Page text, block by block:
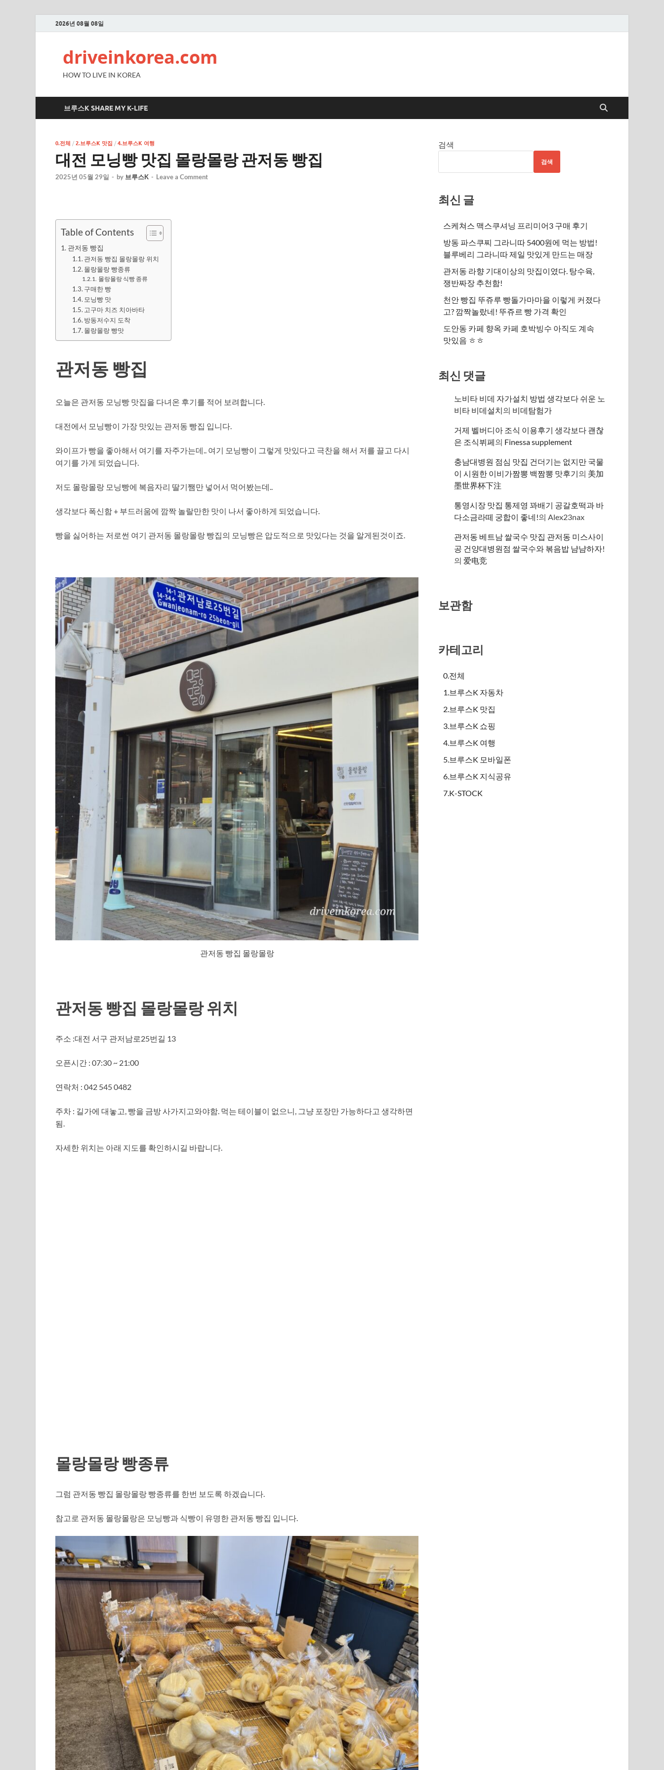
2026년 08월 08일
driveinkorea.com
HOW TO LIVE IN KOREA
브루스K SHARE MY K-LIFE
0.전체 / 2.브루스K 맛집 / 4.브루스K 여행
대전 모닝빵 맛집 몰랑몰랑 관저동 빵집
2025년 05월 29일 - by 브루스K - Leave a Comment
Table of Contents
관저동 빵집
관저동 빵집 몰랑몰랑 위치
몰랑몰랑 빵종류
몰랑몰랑 식빵 종류
구매한 빵
모닝빵 맛
고구마 치즈 치아바타
방동저수지 도착
몰랑몰랑 빵맛
관저동 빵집
오늘은 관저동 모닝빵 맛집을 다녀온 후기를 적어 보려합니다.
대전에서 모닝빵이 가장 맛있는 관저동 빵집 입니다.
와이프가 빵을 좋아해서 여기를 자주가는데.. 여기 모닝빵이 그렇게 맛있다고 극찬을 해서 저를 끌고 다시
여기를 가게 되었습니다.
저도 몰랑몰랑 모닝빵에 복음자리 딸기쨈만 넣어서 먹어봤는데..
생각보다 폭신함 + 부드러움에 깜짝 놀랄만한 맛이 나서 좋아하게 되었습니다.
빵을 싫어하는 저로썬 여기 관저동 몰랑몰랑 빵집의 모닝빵은 압도적으로 맛있다는 것을 알게된것이죠.
관저동 빵집 몰랑몰랑
관저동 빵집 몰랑몰랑 위치
주소 :대전 서구 관저남로25번길 13
오픈시간 : 07:30 ~ 21:00
연락처 : 042 545 0482
주차 : 길가에 대놓고, 빵을 금방 사가지고와야함. 먹는 테이블이 없으니, 그냥 포장만 가능하다고 생각하면
됨.
자세한 위치는 아래 지도를 확인하시길 바랍니다.
몰랑몰랑 빵종류
그럼 관저동 빵집 몰랑몰랑 빵종류를 한번 보도록 하겠습니다.
참고로 관저동 몰랑몰랑은 모닝빵과 식빵이 유명한 관저동 빵집 입니다.
검색
검색
최신 글
스케쳐스 맥스쿠셔닝 프리미어3 구매 후기
방동 파스쿠찌 그라니따 5400원에 먹는 방법!
블루베리 그라니따 제일 맛있게 만드는 매장
관저동 라향 기대이상의 맛집이였다. 탕수육,
쟁반짜장 추천함!
천안 빵집 뚜쥬루 빵돌가마마을 이렇게 커졌다
고? 깜짝놀랐네! 뚜쥬르 빵 가격 확인
도안동 카페 향옥 카페 호박빙수 아직도 계속
맛있음 ㅎㅎ
최신 댓글
노비타 비데 자가설치 방법 생각보다 쉬운 노
비타 비데설치의 비데탐험가
거제 벨버디아 조식 이용후기 생각보다 괜찮
은 조식뷔페의 ​Finessa supplement
충남대병원 점심 맛집 건더기는 없지만 국물
이 시원한 이비가짬뽕 백짬뽕 맛후기의 美加
墨世界杯下注
통영시장 맛집 통제영 꽈배기 공갈호떡과 바
다소금라떼 궁합이 좋네!의Alex23nax
관저동 베트남 쌀국수 맛집 관저동 미스사이
공 건양대병원점 쌀국수와 볶음밥 냠냠하자!
의 爱电竞
보관함
카테고리
0.전체
1.브루스K 자동차
2.브루스K 맛집
3.브루스K 쇼핑
4.브루스K 여행
5.브루스K 모바일폰
6.브루스K 지식공유
7.K-STOCK